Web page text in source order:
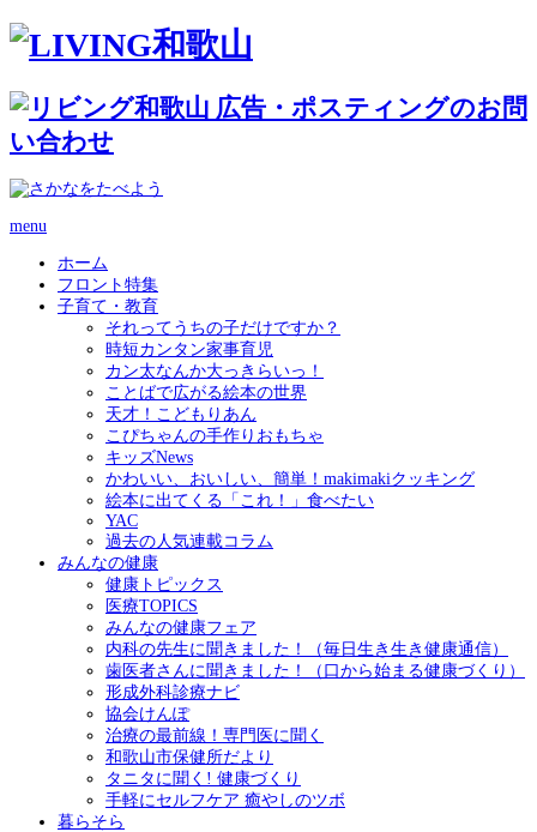
menu
ホーム
フロント特集
子育て・教育
それってうちの子だけですか？
時短カンタン家事育児
カン太なんか大っきらいっ！
ことばで広がる絵本の世界
天才！こどもりあん
こぴちゃんの手作りおもちゃ
キッズNews
かわいい、おいしい、簡単！makimakiクッキング
絵本に出てくる「これ！」食べたい
YAC
過去の人気連載コラム
みんなの健康
健康トピックス
医療TOPICS
みんなの健康フェア
内科の先生に聞きました！（毎日生き生き健康通信）
歯医者さんに聞きました！（口から始まる健康づくり）
形成外科診療ナビ
協会けんぽ
治療の最前線！専門医に聞く
和歌山市保健所だより
タニタに聞く! 健康づくり
手軽にセルフケア 癒やしのツボ
暮らそら